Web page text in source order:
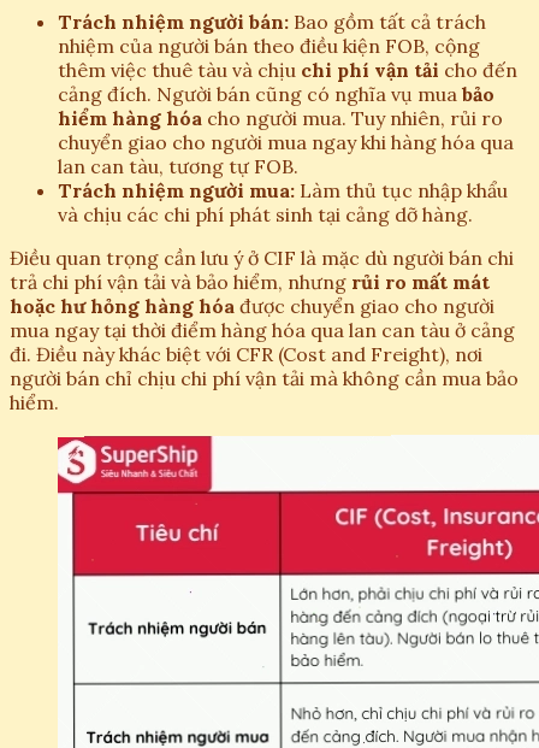
Trách nhiệm người bán: Bao gồm tất cả trách
nhiệm của người bán theo điều kiện FOB, cộng
thêm việc thuê tàu và chịu chi phí vận tải cho đến
cảng đích. Người bán cũng có nghĩa vụ mua bảo
hiểm hàng hóa cho người mua. Tuy nhiên, rủi ro
chuyển giao cho người mua ngay khi hàng hóa qua
lan can tàu, tương tự FOB.
Trách nhiệm người mua: Làm thủ tục nhập khẩu
và chịu các chi phí phát sinh tại cảng dỡ hàng.
Điều quan trọng cần lưu ý ở CIF là mặc dù người bán chi
trả chi phí vận tải và bảo hiểm, nhưng rủi ro mất mát
hoặc hư hỏng hàng hóa được chuyển giao cho người
mua ngay tại thời điểm hàng hóa qua lan can tàu ở cảng
đi. Điều này khác biệt với CFR (Cost and Freight), nơi
người bán chỉ chịu chi phí vận tải mà không cần mua bảo
hiểm.